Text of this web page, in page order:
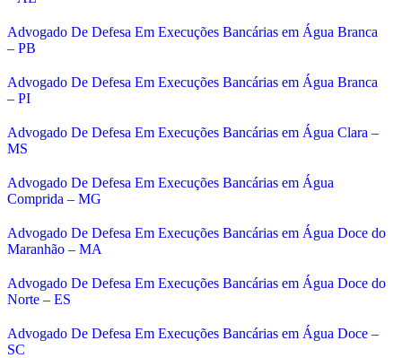
Advogado De Defesa Em Execuções Bancárias em Água Branca
– PB
Advogado De Defesa Em Execuções Bancárias em Água Branca
– PI
Advogado De Defesa Em Execuções Bancárias em Água Clara –
MS
Advogado De Defesa Em Execuções Bancárias em Água
Comprida – MG
Advogado De Defesa Em Execuções Bancárias em Água Doce do
Maranhão – MA
Advogado De Defesa Em Execuções Bancárias em Água Doce do
Norte – ES
Advogado De Defesa Em Execuções Bancárias em Água Doce –
SC